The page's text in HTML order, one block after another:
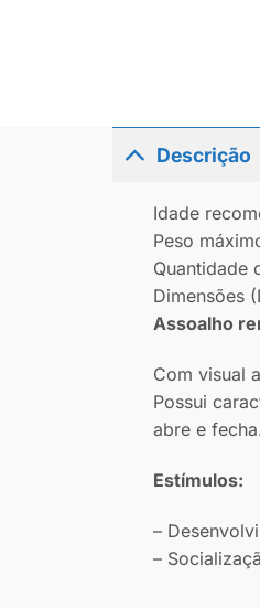
Descrição
Idade
Peso
Quantidade
Dimensões
Assoalho
Com visual
Possui
abre e
Estímulos:
–
–